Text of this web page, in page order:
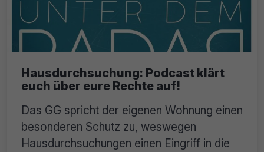
Hausdurchsuchung: Podcast klärt
euch über eure Rechte auf!
Das GG spricht der eigenen Wohnung einen
besonderen Schutz zu, weswegen
Hausdurchsuchungen einen Eingriff in die